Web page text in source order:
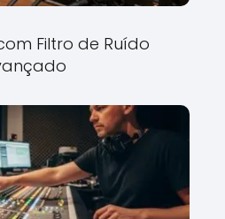
Filtro de Ruído